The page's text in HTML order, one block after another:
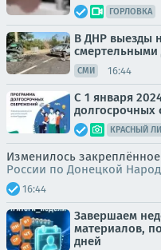
ГОРЛОВКА
В ДНР выезды
смертельными
СМИ 16:44
С 1 января
долгосрочных
КРАСНЫЙ
Изменилось
России по Донецкой
16:44
Завершаем
материалов,
дней